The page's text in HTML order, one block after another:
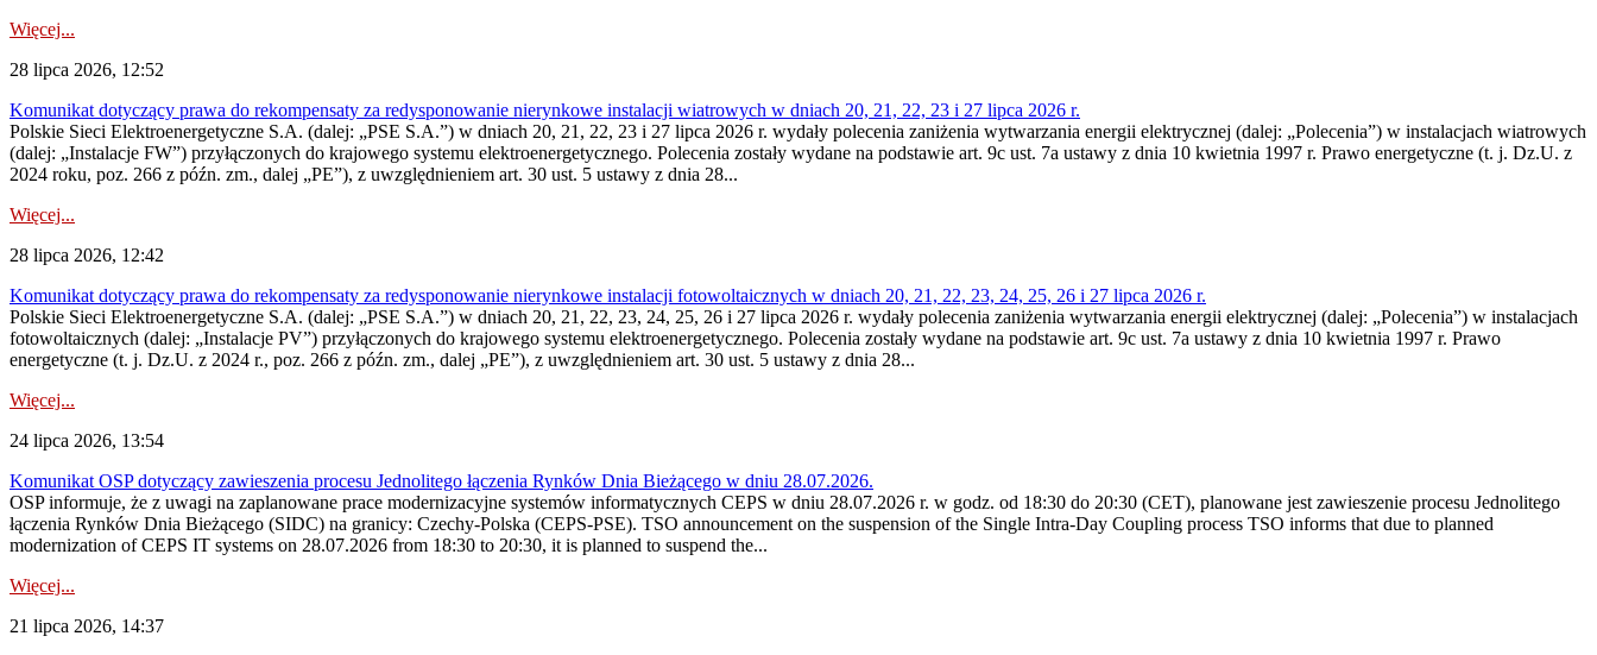
Więcej...
28 lipca 2026, 12:52
Komunikat dotyczący prawa do rekompensaty za redysponowanie nierynkowe instalacji wiatrowych w dniach 20, 21, 22, 23 i 27 lipca 2026 r.
Polskie Sieci Elektroenergetyczne S.A. (dalej: „PSE S.A.”) w dniach 20, 21, 22, 23 i 27 lipca 2026 r. wydały polecenia zaniżenia wytwarzania energii elektrycznej (dalej: „Polecenia”) w instalacjach wiatrowych
(dalej: „Instalacje FW”) przyłączonych do krajowego systemu elektroenergetycznego. Polecenia zostały wydane na podstawie art. 9c ust. 7a ustawy z dnia 10 kwietnia 1997 r. Prawo energetyczne (t. j. Dz.U. z
2024 roku, poz. 266 z późn. zm., dalej „PE”), z uwzględnieniem art. 30 ust. 5 ustawy z dnia 28...
Więcej...
28 lipca 2026, 12:42
Komunikat dotyczący prawa do rekompensaty za redysponowanie nierynkowe instalacji fotowoltaicznych w dniach 20, 21, 22, 23, 24, 25, 26 i 27 lipca 2026 r.
Polskie Sieci Elektroenergetyczne S.A. (dalej: „PSE S.A.”) w dniach 20, 21, 22, 23, 24, 25, 26 i 27 lipca 2026 r. wydały polecenia zaniżenia wytwarzania energii elektrycznej (dalej: „Polecenia”) w instalacjach
fotowoltaicznych (dalej: „Instalacje PV”) przyłączonych do krajowego systemu elektroenergetycznego. Polecenia zostały wydane na podstawie art. 9c ust. 7a ustawy z dnia 10 kwietnia 1997 r. Prawo
energetyczne (t. j. Dz.U. z 2024 r., poz. 266 z późn. zm., dalej „PE”), z uwzględnieniem art. 30 ust. 5 ustawy z dnia 28...
Więcej...
24 lipca 2026, 13:54
Komunikat OSP dotyczący zawieszenia procesu Jednolitego łączenia Rynków Dnia Bieżącego w dniu 28.07.2026.
OSP informuje, że z uwagi na zaplanowane prace modernizacyjne systemów informatycznych CEPS w dniu 28.07.2026 r. w godz. od 18:30 do 20:30 (CET), planowane jest zawieszenie procesu Jednolitego
łączenia Rynków Dnia Bieżącego (SIDC) na granicy: Czechy-Polska (CEPS-PSE). TSO announcement on the suspension of the Single Intra-Day Coupling process TSO informs that due to planned
modernization of CEPS IT systems on 28.07.2026 from 18:30 to 20:30, it is planned to suspend the...
Więcej...
21 lipca 2026, 14:37